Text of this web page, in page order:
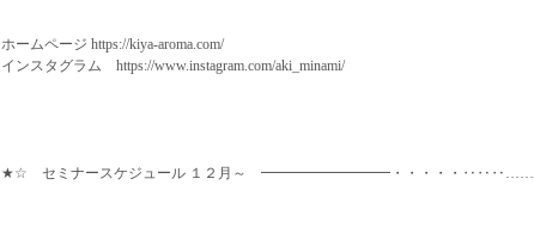
ホームページ https://kiya-aroma.com/
インスタグラム https://www.instagram.com/aki_minami/
★☆ セミナースケジュール １２月～ ━━━━━━━━━・・・・・‥‥‥……